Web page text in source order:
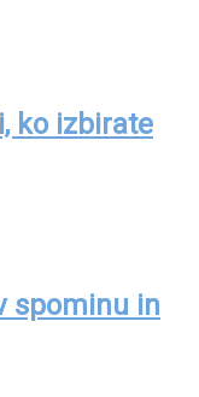
ko izbirate
spominu in